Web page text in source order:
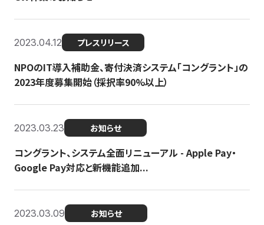
2023.04.12 プレスリリース
NPOのIT導入補助金、寄付決済システム「コングラント」の
2023年度募集開始（採択率90%以上）
2023.03.23 お知らせ
コングラント、システム全面リニューアル - Apple Pay・
Google Pay対応と新機能追加...
2023.03.09 お知らせ